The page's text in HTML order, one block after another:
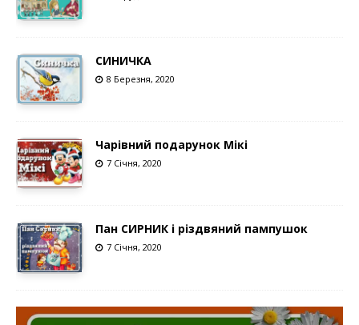
СИНИЧКА
8 Березня, 2020
Чарівний подарунок Мікі
7 Січня, 2020
Пан СИРНИК і різдвяний пампушок
7 Січня, 2020